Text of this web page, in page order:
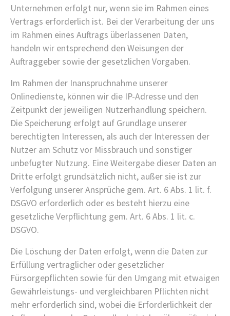
Unternehmen erfolgt nur, wenn sie im Rahmen eines
Vertrags erforderlich ist. Bei der Verarbeitung der uns
im Rahmen eines Auftrags überlassenen Daten,
handeln wir entsprechend den Weisungen der
Auftraggeber sowie der gesetzlichen Vorgaben.
Im Rahmen der Inanspruchnahme unserer
Onlinedienste, können wir die IP-Adresse und den
Zeitpunkt der jeweiligen Nutzerhandlung speichern.
Die Speicherung erfolgt auf Grundlage unserer
berechtigten Interessen, als auch der Interessen der
Nutzer am Schutz vor Missbrauch und sonstiger
unbefugter Nutzung. Eine Weitergabe dieser Daten an
Dritte erfolgt grundsätzlich nicht, außer sie ist zur
Verfolgung unserer Ansprüche gem. Art. 6 Abs. 1 lit. f.
DSGVO erforderlich oder es besteht hierzu eine
gesetzliche Verpflichtung gem. Art. 6 Abs. 1 lit. c.
DSGVO.
Die Löschung der Daten erfolgt, wenn die Daten zur
Erfüllung vertraglicher oder gesetzlicher
Fürsorgepflichten sowie für den Umgang mit etwaigen
Gewährleistungs- und vergleichbaren Pflichten nicht
mehr erforderlich sind, wobei die Erforderlichkeit der